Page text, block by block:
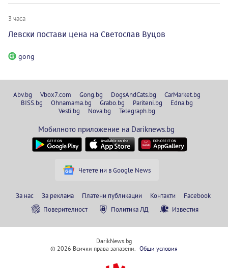
3 часа
Левски постави цена на Светослав Вуцов
gong
Abv.bg Vbox7.com Gong.bg DogsAndCats.bg
CarMarket.bg
BISS.bg
Ohnamama.bg Grabo.bg Pariteni.bg
Edna.bg
Vesti.bg
Nova.bg Telegraph.bg
Мобилното приложение на Dariknews.bg
Четете ни в Google News
За нас За реклама Платени публикации Контакти
Facebook
Поверителност
Политика ЛД Известия
DarikNews.bg
© 2026 Всички права запазени. Общи условия